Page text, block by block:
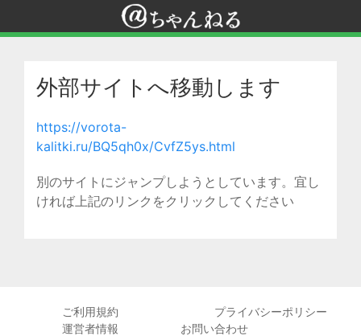
外部サイトへ移動します
https://vorota-
kalitki.ru/BQ5qh0x/CvfZ5ys.html
別のサイトにジャンプしようとしています。宜し
ければ上記のリンクをクリックしてください
ご利用規約
プライバシーポリシー
運営者情報
お問い合わせ